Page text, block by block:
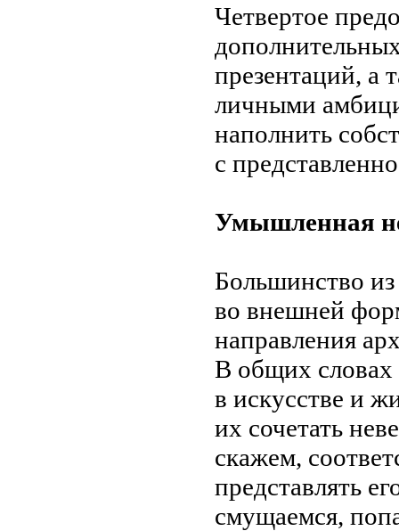
Четвертое
презентаций, а
личными
наполнить
с
Умышленная
Большинство из
во внешней
направления
В общих
в искусстве и
их сочетать
скажем,
представлять
смущаемся,